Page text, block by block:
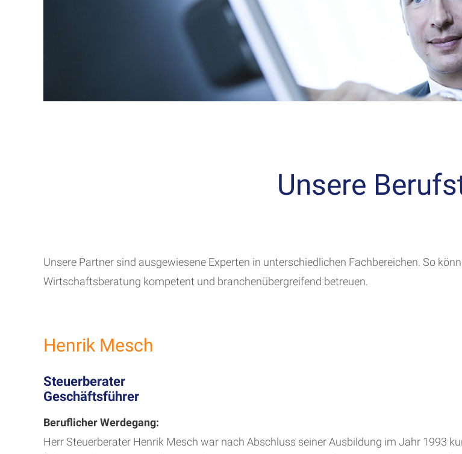
Unsere
Unsere Partner sind ausgewiesene Experten in unterschiedlichen Fachbereichen. So
Wirtschaftsberatung kompetent und branchenübergreifend betreuen.
Henrik Mesch
Steuerberater
Geschäftsführer
Beruflicher Werdegang:
Herr Steuerberater Henrik Mesch war nach Abschluss seiner Ausbildung im Jahr 1993